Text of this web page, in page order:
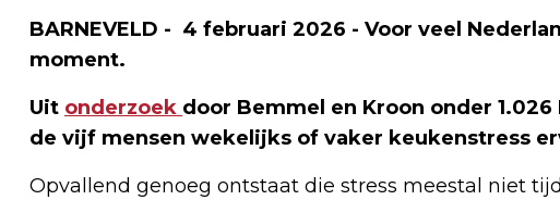
BARNEVELD - 4 februari 2026 - Voor veel
moment.
Uit onderzoek door Bemmel en Kroon onder
de vijf mensen wekelijks of vaker keukenstress
Opvallend genoeg ontstaat die stress meestal niet